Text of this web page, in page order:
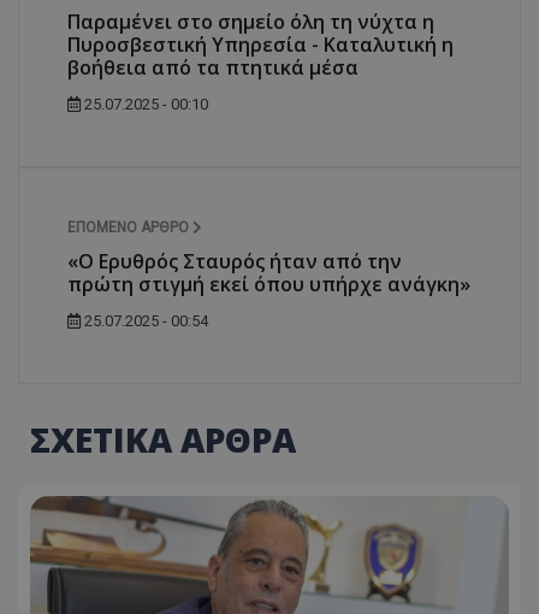
Παραμένει στο σημείο όλη τη νύχτα η
Πυροσβεστική Υπηρεσία - Καταλυτική η
βοήθεια από τα πτητικά μέσα
25.07.2025 - 00:10
ΕΠΌΜΕΝΟ ΆΡΘΡΟ
«Ο Ερυθρός Σταυρός ήταν από την
πρώτη στιγμή εκεί όπου υπήρχε ανάγκη»
25.07.2025 - 00:54
ΣΧΕΤΙΚΑ ΑΡΘΡΑ